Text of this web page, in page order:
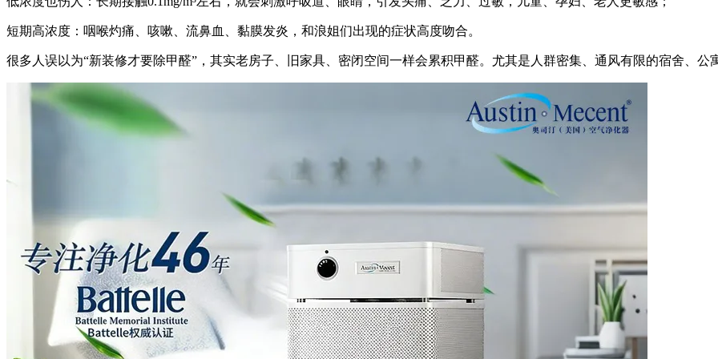
短期高浓度：咽喉灼痛、咳嗽、流鼻血、黏膜发炎，和浪姐们出现的症状高度吻合。
很多人误以为“新装修才要除甲醛”，其实老房子、旧家具、密闭空间一样会累积甲醛。尤其是人群密集、通风有限的宿舍、公